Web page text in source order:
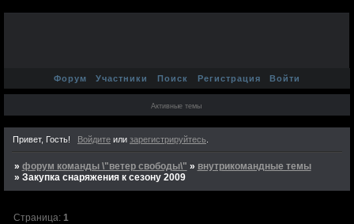
Форум Участники Поиск Регистрация Войти
Активные темы
Привет, Гость! Войдитеили зарегистрируйтесь
» форум команды \"ветер свободы\" » внутрикомандные темы
» Закупка снаряжения к сезону 2009
Страница: 1